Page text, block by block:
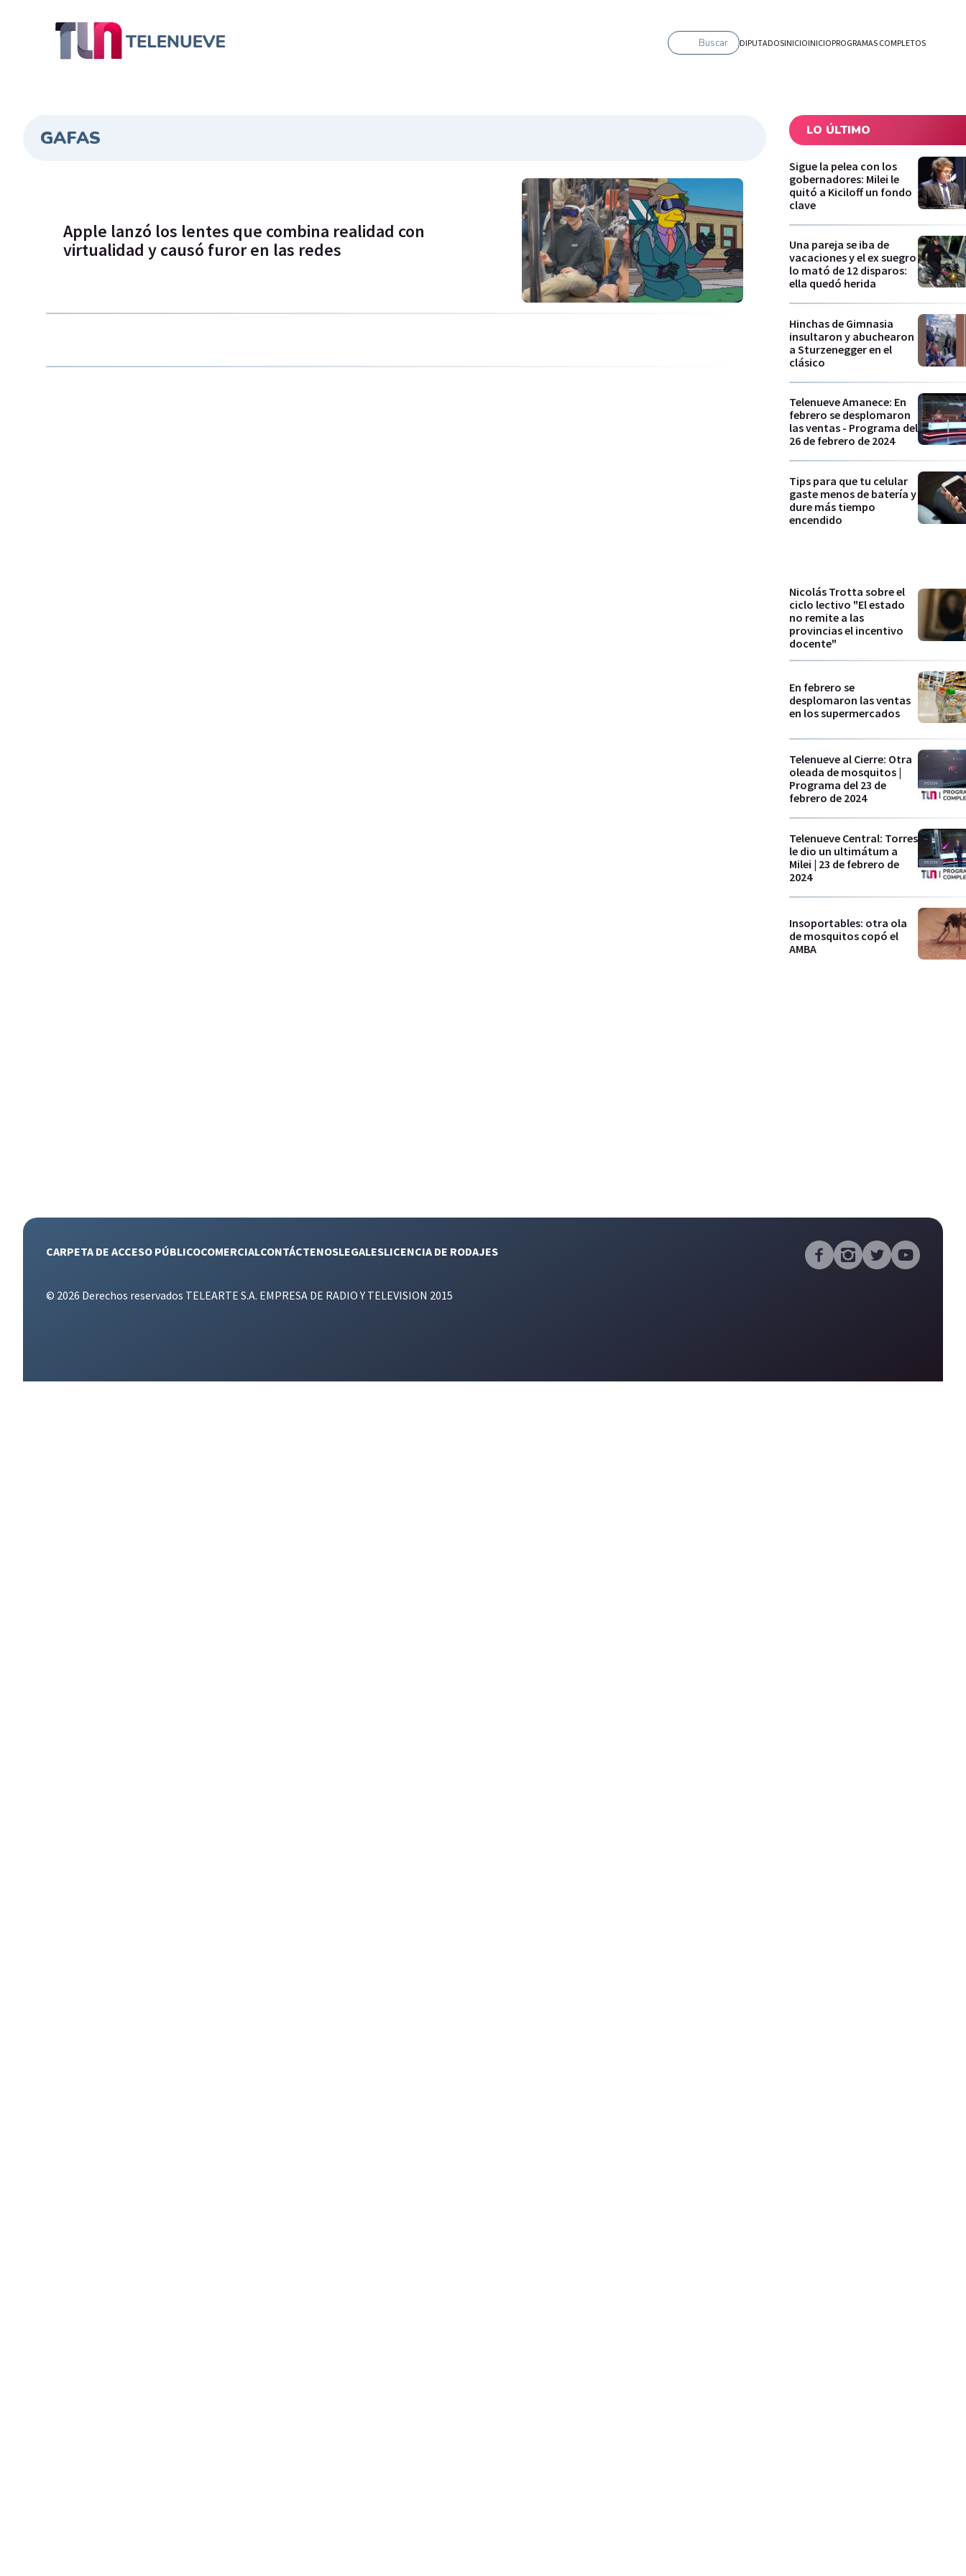
Buscar DIPUTADOSINICIOINICIOPROGRAMAS COMPLETOS
GAFAS
Apple lanzó los lentes que combina realidad con
virtualidad y causó furor en las redes
LO ÚLTIMO
Sigue la pelea con los
gobernadores: Milei le
quitó a Kiciloff un fondo
clave
Una pareja se iba de
vacaciones y el ex suegro
lo mató de 12 disparos:
ella quedó herida
Hinchas de Gimnasia
insultaron y abuchearon
a Sturzenegger en el
clásico
Telenueve Amanece: En
febrero se desplomaron
las ventas - Programa del
26 de febrero de 2024
Tips para que tu celular
gaste menos de batería y
dure más tiempo
encendido
Nicolás Trotta sobre el
ciclo lectivo "El estado
no remite a las
provincias el incentivo
docente"
En febrero se
desplomaron las ventas
en los supermercados
Telenueve al Cierre: Otra
oleada de mosquitos |
Programa del 23 de
febrero de 2024
Telenueve Central: Torres
le dio un ultimátum a
Milei | 23 de febrero de
2024
Insoportables: otra ola
de mosquitos copó el
AMBA
CARPETA DE ACCESO PÚBLICOCOMERCIALCONTÁCTENOSLEGALESLICENCIA DE RODAJES
© 2026 Derechos reservados TELEARTE S.A. EMPRESA DE RADIO Y TELEVISION 2015